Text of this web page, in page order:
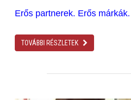
Erős partnerek. Erős
TOVÁBBI RÉSZLETEK